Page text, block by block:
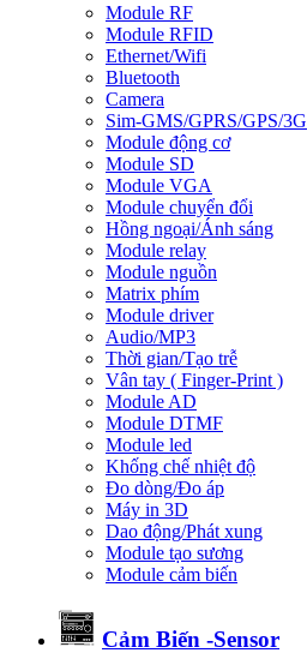
Module RF
Module RFID
Ethernet/Wifi
Bluetooth
Camera
Sim-GMS/GPRS/GPS/3G
Module động cơ
Module SD
Module VGA
Module chuyển đổi
Hồng ngoại/Ánh sáng
Module relay
Module nguồn
Matrix phím
Module driver
Audio/MP3
Thời gian/Tạo trễ
Vân tay ( Finger-Print )
Module AD
Module DTMF
Module led
Khống chế nhiệt độ
Đo dòng/Đo áp
Máy in 3D
Dao động/Phát xung
Module tạo sương
Module cảm biến
Cảm Biến -Sensor